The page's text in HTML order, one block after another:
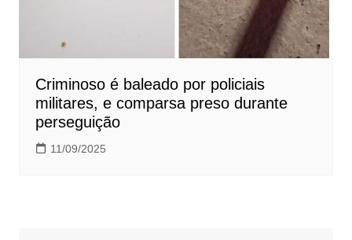
Criminoso é baleado por policiais
militares, e comparsa preso durante
perseguição
11/09/2025